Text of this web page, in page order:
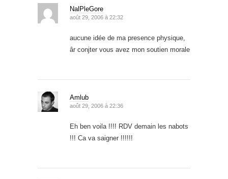
NalPleGore
août 29, 2006 à 22:32
aucune idée de ma presence physique,
âr conjter vous avez mon soutien morale
Amlub
août 29, 2006 à 22:36
Eh ben voila !!!! RDV demain les nabots
!!! Ca va saigner !!!!!!